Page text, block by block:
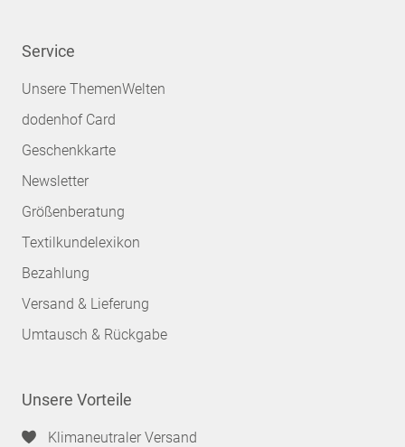
Service
Unsere ThemenWelten
dodenhof Card
Geschenkkarte
Newsletter
Größenberatung
Textilkundelexikon
Bezahlung
Versand & Lieferung
Umtausch & Rückgabe
Unsere Vorteile
Klimaneutraler Versand